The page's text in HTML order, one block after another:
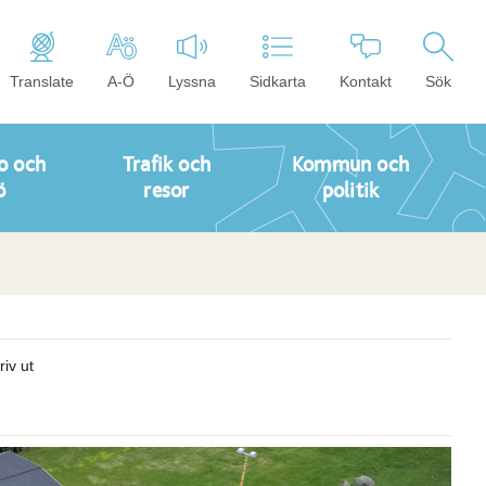
Translate A-Ö Lyssna Sidkarta Kontakt Sök
och
Trafik och
resor
Kommun och
politik
ut